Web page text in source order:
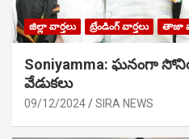
జిల్లా వార్తలు ట్రేండింగ్ వార్తలు తాజా
Soniyamma: ఘ‌నంగా
వేడుక‌లు
09/12/2024 SIRA NEWS